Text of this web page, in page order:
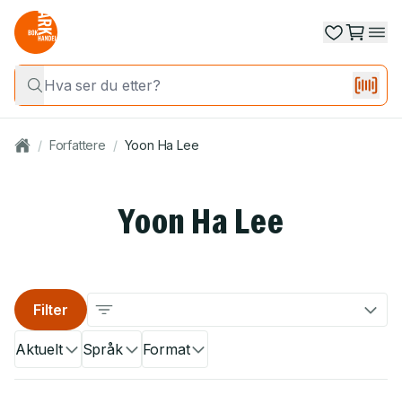
/ Forfattere / Yoon Ha Lee
Yoon Ha Lee
Aktuelt Språk Format
Filter